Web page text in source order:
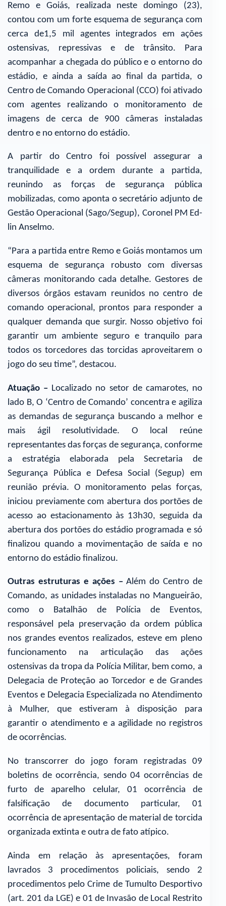
Remo e Goiás, realizada neste domingo (23),
contou com um forte esquema de segurança com
cerca de1,5 mil agentes integrados em ações
ostensivas, repressivas e de trânsito. Para
acompanhar a chegada do público e o entorno do
estádio, e ainda a saída ao final da partida, o
Centro de Comando Operacional (CCO) foi ativado
com agentes realizando o monitoramento de
imagens de cerca de 900 câmeras instaladas
dentro e no entorno do estádio.
A partir do Centro foi possível assegurar a
tranquilidade e a ordem durante a partida,
reunindo as forças de segurança pública
mobilizadas, como aponta o secretário adjunto de
Gestão Operacional (Sago/Segup), Coronel PM Ed-
lin Anselmo.
“Para a partida entre Remo e Goiás montamos um
esquema de segurança robusto com diversas
câmeras monitorando cada detalhe. Gestores de
diversos órgãos estavam reunidos no centro de
comando operacional, prontos para responder a
qualquer demanda que surgir. Nosso objetivo foi
garantir um ambiente seguro e tranquilo para
todos os torcedores das torcidas aproveitarem o
jogo do seu time”, destacou.
Atuação – Localizado no setor de camarotes, no
lado B, O ‘Centro de Comando’ concentra e agiliza
as demandas de segurança buscando a melhor e
mais ágil resolutividade. O local reúne
representantes das forças de segurança, conforme
a estratégia elaborada pela Secretaria de
Segurança Pública e Defesa Social (Segup) em
reunião prévia. O monitoramento pelas forças,
iniciou previamente com abertura dos portões de
acesso ao estacionamento às 13h30, seguida da
abertura dos portões do estádio programada e só
finalizou quando a movimentação de saída e no
entorno do estádio finalizou.
Outras estruturas e ações –Além do Centro de
Comando, as unidades instaladas no Mangueirão,
como o Batalhão de Polícia de Eventos,
responsável pela preservação da ordem pública
nos grandes eventos realizados, esteve em pleno
funcionamento na articulação das ações
ostensivas da tropa da Polícia Militar, bem como, a
Delegacia de Proteção ao Torcedor e de Grandes
Eventos e Delegacia Especializada no Atendimento
à Mulher, que estiveram à disposição para
garantir o atendimento e a agilidade no registros
de ocorrências.
No transcorrer do jogo foram registradas 09
boletins de ocorrência, sendo 04 ocorrências de
furto de aparelho celular, 01 ocorrência de
falsificação de documento particular, 01
ocorrência de apresentação de material de torcida
organizada extinta e outra de fato atípico.
Ainda em relação às apresentações, foram
lavrados 3 procedimentos policiais, sendo 2
procedimentos pelo Crime de Tumulto Desportivo
(art. 201 da LGE) e 01 de Invasão de Local Restrito